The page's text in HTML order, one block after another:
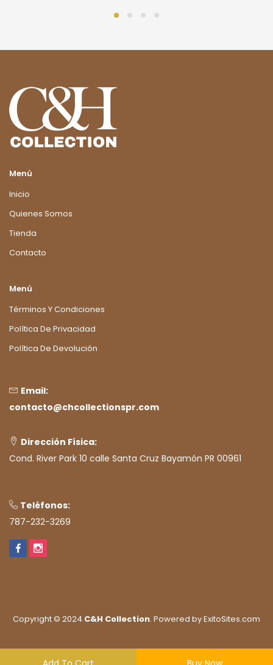
Menú
Inicio
Quienes Somos
Tienda
Contacto
Menú
Términos Y Condiciones
Política De Privacidad
Política De Devolución
Email:
contacto@chcollectionspr.com
Dirección Física:
Cond. River Park 10 calle Santa Cruz Bayamón PR 00961
Teléfonos:
787-232-3269
Copyright © 2024 C&H Collection. Powered byExitoSites.com